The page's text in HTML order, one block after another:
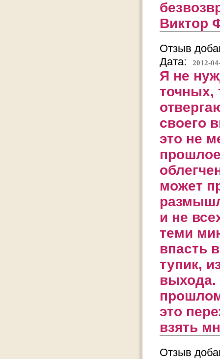
Виктор
Отзыв
Дата:
2012-
Я не
точных,
своего
это не
может
и не
теми
впасть
тупик,
это
взять
Отзыв